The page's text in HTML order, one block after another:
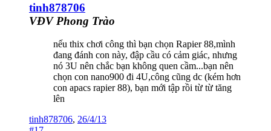
tinh878706
VĐV Phong Trào
nếu thix chơi công thì bạn chọn Rapier 88,mình
đang đánh con này, đập cầu có cảm giác, nhưng
nó 3U nên chắc bạn không quen cầm...bạn nên
chọn con nano900 đi 4U,công cũng dc (kém hơn
con apacs rapier 88), bạn mới tập rồi từ từ tăng
lên
tinh878706, 26/4/13